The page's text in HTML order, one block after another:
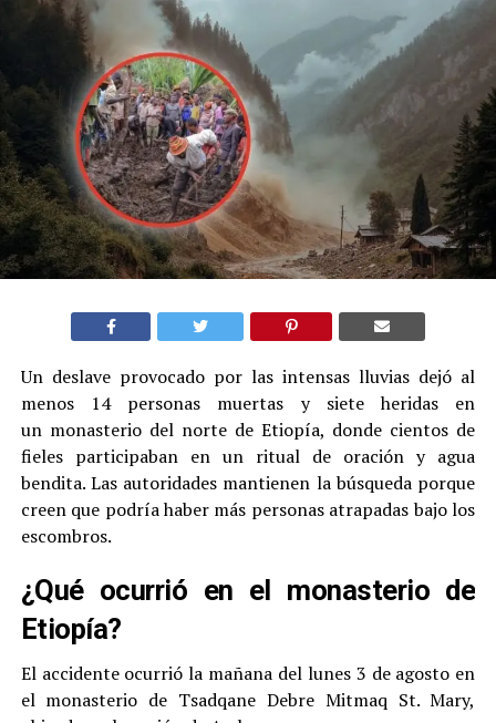
Un deslave provocado por las intensas lluvias dejó al
menos 14 personas muertas y siete heridas en
un monasterio del norte de Etiopía, donde cientos de
fieles participaban en un ritual de oración y agua
bendita. Las autoridades mantienen la búsqueda porque
creen que podría haber más personas atrapadas bajo los
escombros.
¿Qué ocurrió en el monasterio de
Etiopía?
El accidente ocurrió la mañana del lunes 3 de agosto en
el monasterio de Tsadqane Debre Mitmaq St. Mary,